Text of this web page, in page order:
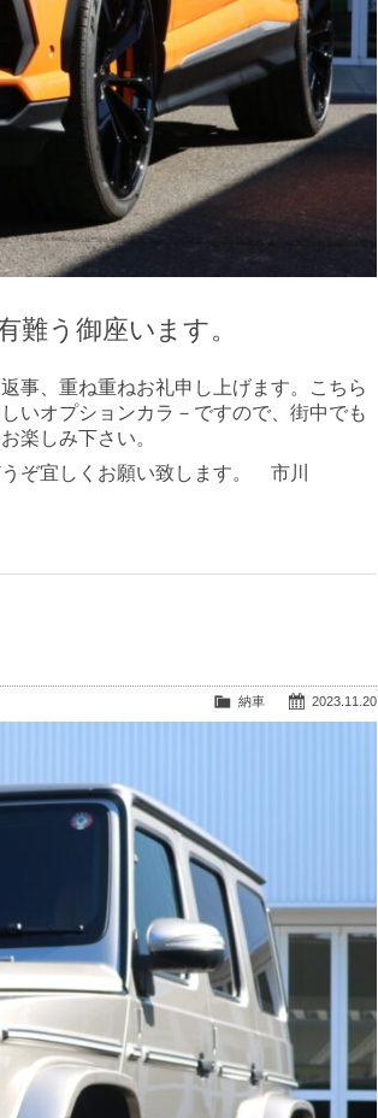
う御座います。
事、重ね重ねお礼申し上げます。こちら
いオプションカラ－ですので、街中でも
楽しみ下さい。
ぞ宜しくお願い致します。 市川
2023.11.20
納車